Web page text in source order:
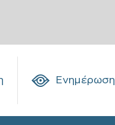
Ενημέρωση